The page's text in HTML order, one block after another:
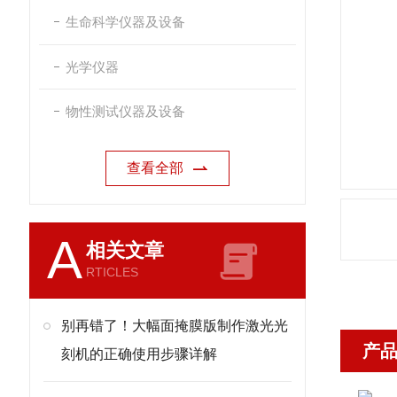
生命科学仪器及设备
光学仪器
物性测试仪器及设备
查看全部
A相关文章
RTICLES
别再错了！大幅面掩膜版制作激光光
刻机的正确使用步骤详解
产